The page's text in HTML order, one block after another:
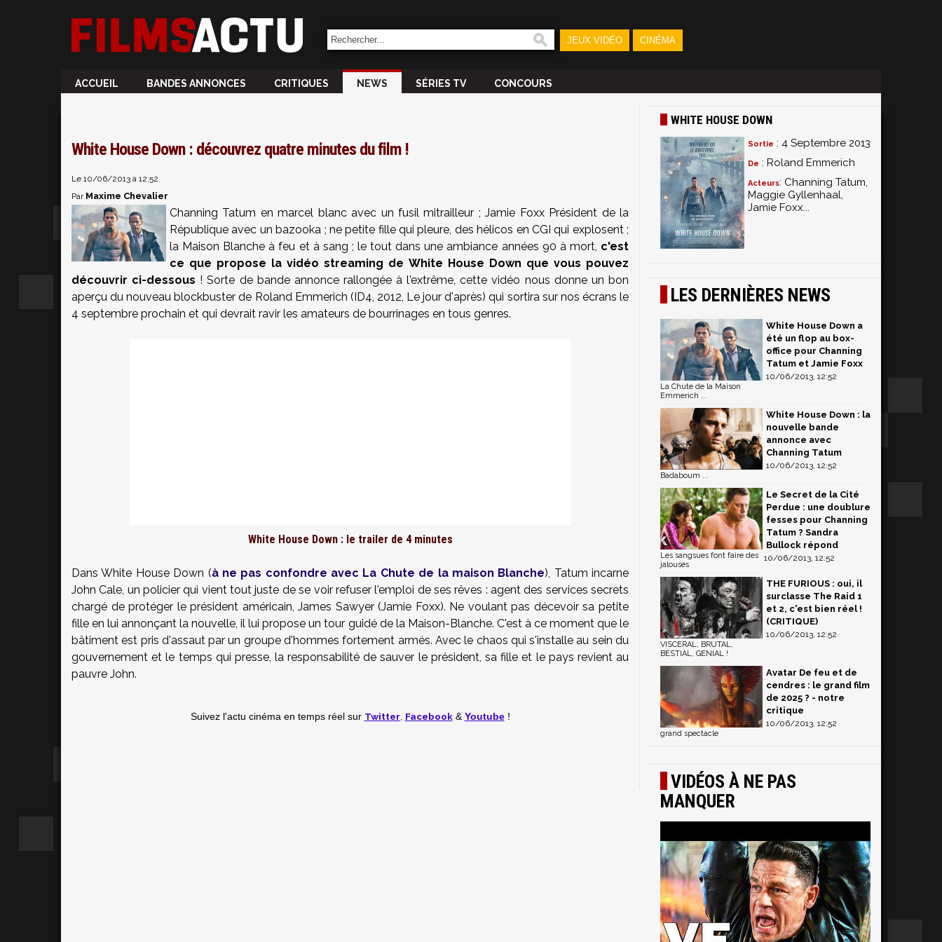
JEUX VIDÉO CINÉMA
ACCUEIL BANDES ANNONCES CRITIQUES NEWS SÉRIES TV CONCOURS
White House Down : découvrez quatre minutes du film !
Le 10/06/2013 à 12:52
Par Maxime Chevalier
Channing Tatum en marcel blanc avec un fusil mitrailleur ; Jamie Foxx Président de la
République avec un bazooka ; ne petite fille qui pleure, des hélicos en CGI qui explosent ;
la Maison Blanche à feu et à sang ; le tout dans une ambiance années 90 à mort, c'est
ce que propose la vidéo streaming de White House Down que vous pouvez
découvrir ci-dessous ! Sorte de bande annonce rallongée à l'extrême, cette vidéo nous donne un bon
aperçu du nouveau blockbuster de Roland Emmerich (ID4, 2012, Le jour d'après) qui sortira sur nos écrans le
4 septembre prochain et qui devrait ravir les amateurs de bourrinages en tous genres.
White House Down : le trailer de 4 minutes
Dans White House Down (à ne pas confondre avec La Chute de la maison Blanche), Tatum incarne
John Cale, un policier qui vient tout juste de se voir refuser l'emploi de ses rêves : agent des services secrets
chargé de protéger le président américain, James Sawyer (Jamie Foxx). Ne voulant pas décevoir sa petite
fille en lui annonçant la nouvelle, il lui propose un tour guidé de la Maison-Blanche. C'est à ce moment que le
bâtiment est pris d'assaut par un groupe d'hommes fortement armés. Avec le chaos qui s'installe au sein du
gouvernement et le temps qui presse, la responsabilité de sauver le président, sa fille et le pays revient au
pauvre John.
Suivez l'actu cinéma en temps réel sur Twitter Facebook& Youtube!
WHITE HOUSE DOWN
Sortie : 4 Septembre 2013
De : Roland Emmerich
Acteurs: Channing Tatum,
Maggie Gyllenhaal,
Jamie Foxx...
LES DERNIÈRES NEWS
White House Down a
été un flop au box-
office pour Channing
Tatum et Jamie Foxx
10/06/2013, 12:52
La Chute de la Maison
Emmerich ...
White House Down : la
nouvelle bande
annonce avec
Channing Tatum
10/06/2013, 12:52
Badaboum ...
Le Secret de la Cité
Perdue : une doublure
fesses pour Channing
Tatum ? Sandra
Bullock répond
10/06/2013, 12:52
Les sangsues font faire des
jalouses
THE FURIOUS : oui, il
surclasse The Raid 1
et 2, c'est bien réel !
(CRITIQUE)
10/06/2013, 12:52
VISCERAL, BRUTAL,
BESTIAL, GENIAL !
Avatar De feu et de
cendres : le grand film
de 2025 ? - notre
critique
10/06/2013, 12:52
grand spectacle
VIDÉOS À NE PAS
MANQUER